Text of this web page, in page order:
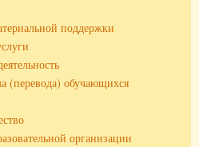
поддержки
(перевода) обучающихся
организации